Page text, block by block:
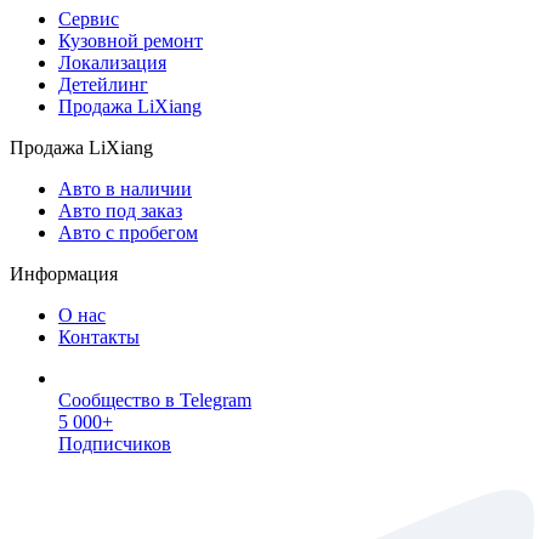
Сервис
Кузовной ремонт
Локализация
Детейлинг
Продажа LiXiang
Продажа LiXiang
Авто в наличии
Авто под заказ
Авто с пробегом
Информация
О нас
Контакты
Сообщество в Telegram
5 000+
Подписчиков